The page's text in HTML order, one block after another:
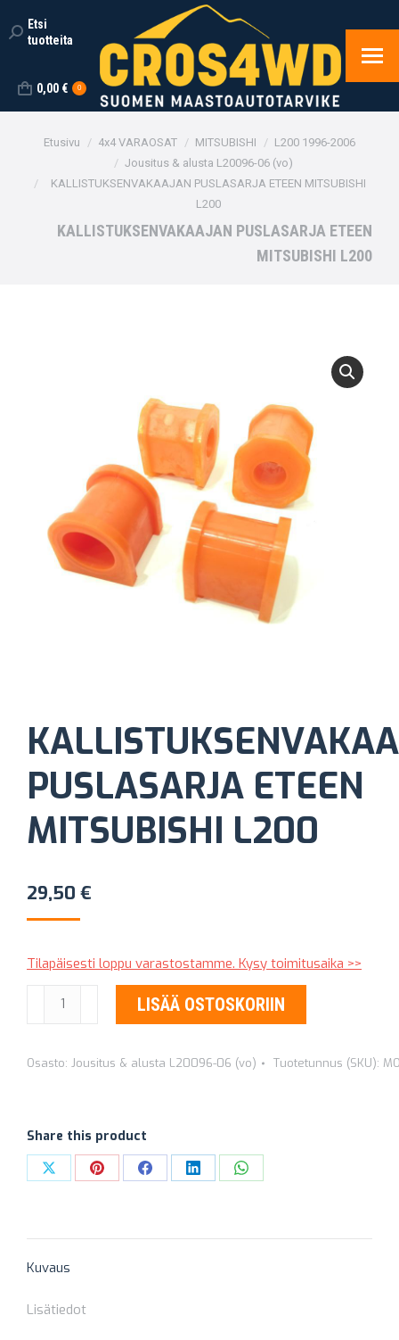
Search:
Etsi
tuotteita
0,00 € 0
You are here:
Etusivu 4x4 VARAOSAT MITSUBISHI
L200 1996-2006
Jousitus & alusta L20096-06 (vo)
KALLISTUKSENVAKAAJAN PUSLASARJA ETEEN MITSUBISHI
L200
KALLISTUKSENVAKAAJAN PUSLASARJA ETEEN
MITSUBISHI L200
PUSLASARJA ETEEN
MITSUBISHI L200
29,50 €
Tilapäisesti loppu varastostamme. Kysy toimitusaika >>
KALLISTUKSENVAKAAJAN
PUSLASARJA
MITSUBISHI
LISÄÄ OSTOSKORIIN
Osasto: Jousitus & alusta L20096-06 (vo) Tuotetunnus (SKU):
Share this product
Share Share Share Share Share
Kuvaus
Lisätiedot